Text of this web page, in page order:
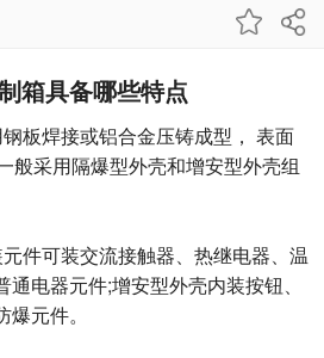
箱具备哪些特点
板焊接或铝合金压铸成型， 表面
般采用隔爆型外壳和增安型外壳组
可装交流接触器、热继电器、温
电器元件;增安型外壳内装按钮、
元件。